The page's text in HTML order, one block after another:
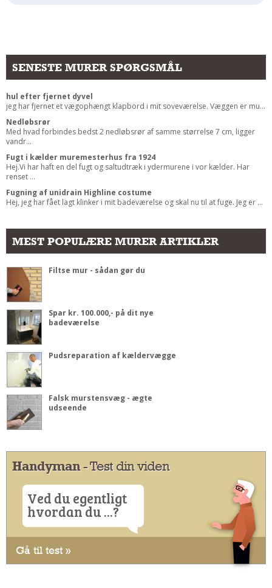
SENESTE MURER SPØRGSMÅL
hul efter fjernet dyvel
jeg har fjernet et vægophængt klapbord i mit soveværelse. Væggen er mu...
Nedløbsrør
Med hvad forbindes bedst 2 nedløbsrør af samme størrelse 7 cm, ligger
vandr...
Fugt i kælder muremesterhus fra 1924
Hej.Vi har haft en del fugt og saltudtræk i ydermurene i vor kælder. Har
renset ...
Fugning af unidrain Highline costume
Hej, jeg har fået lagt klinker i mit badeværelse og skal nu til at fuge. Jeg er ...
MEST POPULÆRE MURER ARTIKLER
Filtse mur - sådan gør du
Spar kr. 100.000,- på dit nye
badeværelse
Pudsreparation af kældervægge
Falsk murstensvæg - ægte
udseende
Handyman- Test din viden
Ved du egentligt
hvordan du ...?
Gå til test »